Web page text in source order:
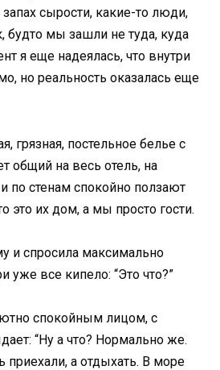
сырости, какие-то люди,
будто мы зашли не туда, куда
я еще надеялась, что внутри
но реальность оказалась еще
грязная, постельное белье с
общий на весь отель, на
по стенам спокойно ползают
это их дом, а мы просто гости.
и спросила максимально
уже все кипело: “Это что?”
спокойным лицом, с
“Ну а что? Нормально же.
а отдыхать. В море